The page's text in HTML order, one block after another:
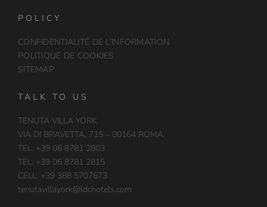
POLICY
CONFIDENTIALITÉ DE L’INFORMATION
POLITIQUE DE COOKIES
SITEMAP
TALK TO US
TENUTA VILLA YORK
VIA DI BRAVETTA, 715 – 00164 ROMA
TEL. +39 06 8781 2803
TEL. +39 06 8781 2815
CELL. +39 388 5707673
tenutavillayork@ldchotels.com